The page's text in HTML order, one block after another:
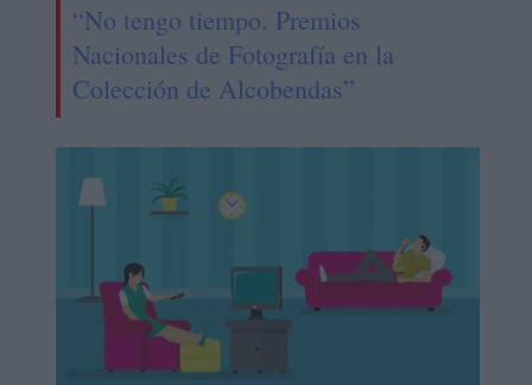
“No tengo tiempo. Premios
Nacionales de Fotografía en la
Colección de Alcobendas”